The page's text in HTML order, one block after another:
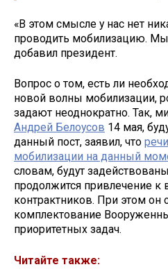
«В этом смысле у нас нет
проводить мобилизацию. Мы
добавил президент.
Вопрос о том, есть ли
новой волны мобилизации,
задают неоднократно. Так,
Андрей Белоусов 14 мая,
данный пост, заявил, что
мобилизации на данный
словам, будут
продолжится привлечение к
контрактников. При этом он
комплектование
приоритетных задач.
Читайте также: